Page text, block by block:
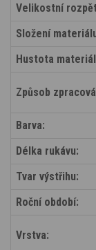
Velikostní
Složení
Hustota
Způsob
Barva:
Délka rukávu:
Tvar výstřihu:
Roční období:
Vrstva: